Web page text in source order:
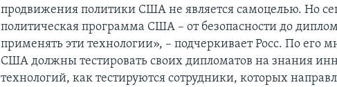
продвижения политики США не является самоцелью. Но
политическая программа США – от безопасности до
применять эти технологии», – подчеркивает Росс. По его
США должны тестировать своих дипломатов на знания
технологий, как тестируются сотрудники, которых